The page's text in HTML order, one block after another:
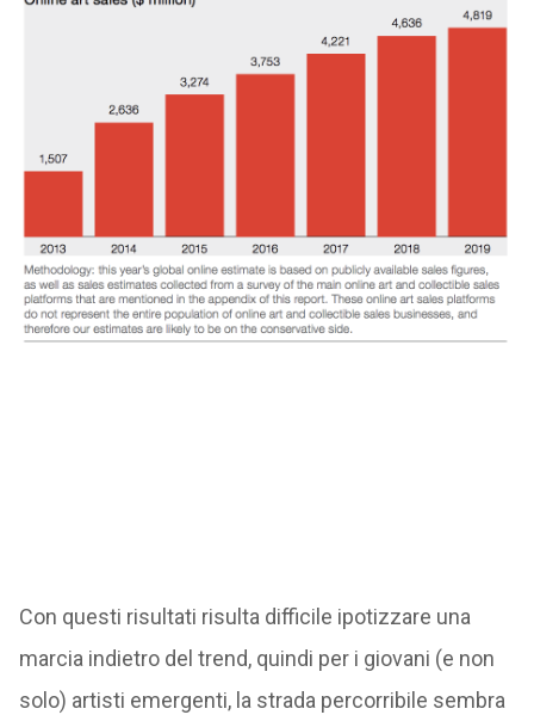
Con questi risultati risulta difficile ipotizzare una
marcia indietro del trend, quindi per i giovani (e non
solo) artisti emergenti, la strada percorribile sembra